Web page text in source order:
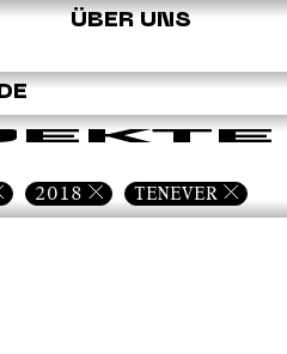
ÜBER UNS
2018 TENEVER